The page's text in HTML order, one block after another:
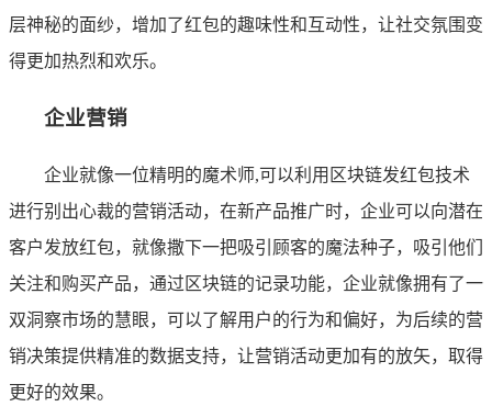
层神秘的面纱，增加了红包的趣味性和互动性，让社交氛围变
得更加热烈和欢乐。
企业营销
企业就像一位精明的魔术师,可以利用区块链发红包技术
进行别出心裁的营销活动，在新产品推广时，企业可以向潜在
客户发放红包，就像撒下一把吸引顾客的魔法种子，吸引他们
关注和购买产品，通过区块链的记录功能，企业就像拥有了一
双洞察市场的慧眼，可以了解用户的行为和偏好，为后续的营
销决策提供精准的数据支持，让营销活动更加有的放矢，取得
更好的效果。